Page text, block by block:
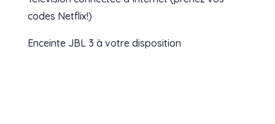
codes Netflix!)
Enceinte JBL 3 à votre disposition